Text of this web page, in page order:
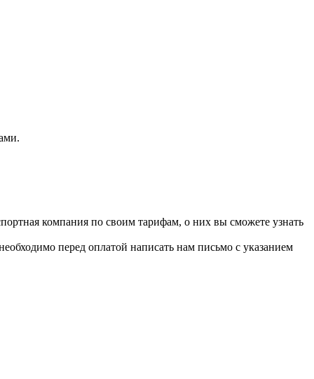
компания по своим тарифам, о них вы сможете узнать
перед оплатой написать нам письмо с указанием